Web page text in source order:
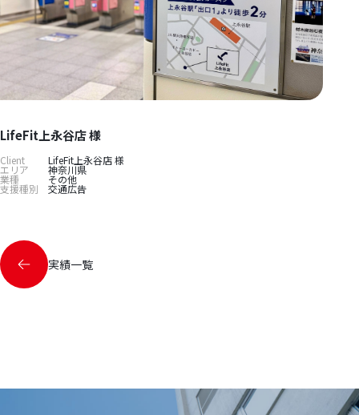
LifeFit上永谷店 様
Client LifeFit上永谷店 様
エリア 神奈川県
業種 その他
支援種別 交通広告
実績一覧